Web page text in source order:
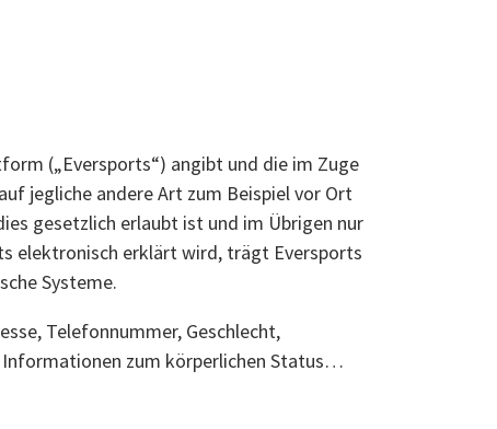
(„Eversports“) angibt und die im Zuge
jegliche andere Art zum Beispiel vor Ort
gesetzlich erlaubt ist und im Übrigen nur
elektronisch erklärt wird, trägt Eversports
Systeme.
Telefonnummer, Geschlecht,
Informationen zum körperlichen Status…